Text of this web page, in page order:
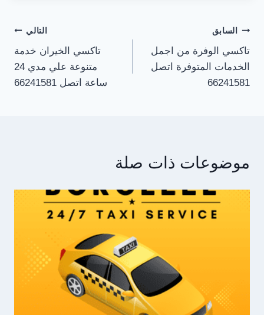
تصفّح
المقالات
السابق
تاكسي الوفرة من اجمل
الخدمات المتوفرة اتصل
66241581
التالي
تاكسي الخيران خدمة
متنوعة علي مدي 24
ساعة اتصل 66241581
موضوعات ذات صلة